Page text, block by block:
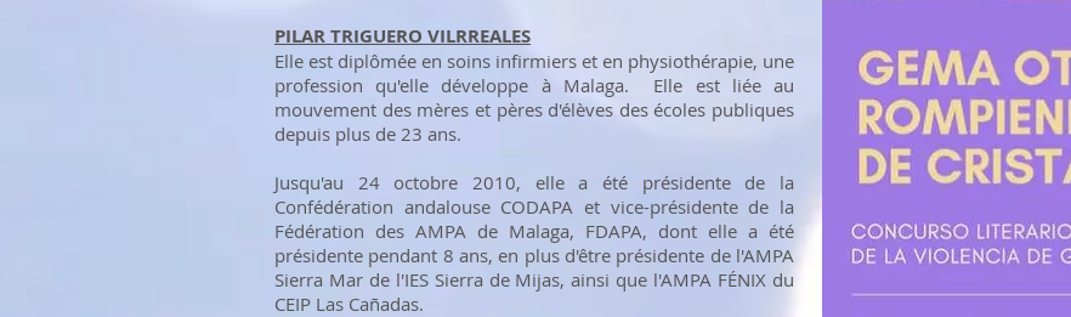
PILAR TRIGUERO VILRREALES
Elle est diplômée en soins infirmiers et en physiothérapie, une
profession qu'elle développe à Malaga. Elle est liée au
mouvement des mères et pères d'élèves des écoles publiques
depuis plus de 23 ans.
Jusqu'au 24 octobre 2010, elle a été présidente de la
Confédération andalouse CODAPA et vice-présidente de la
Fédération des AMPA de Malaga, FDAPA, dont elle a été
présidente pendant 8 ans, en plus d'être présidente de l'AMPA
Sierra Mar de l'IES Sierra de Mijas, ainsi que l'AMPA FÉNIX du
CEIP Las Cañadas.